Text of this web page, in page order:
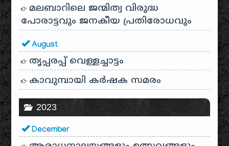
മലബാറിലെ ജന്മിത്വ വിരുദ്ധ
പോരാട്ടവും ജനകീയ പ്രതിരോധവും
August
തൃപ്പരപ്പ് വെള്ളച്ചാട്ടം
കാവുമ്പായി കർഷക സമരം
2023
December